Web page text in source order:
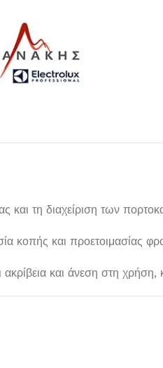
και τη διαχείριση των
κοπής και προετοιμασίας
και άνεση στη